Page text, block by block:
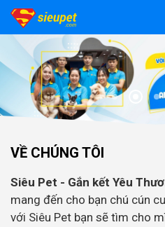
VỀ CHÚNG TÔI
Siêu Pet - Gắn kết Yêu
mang đến cho bạn chú cún
với Siêu Pet bạn sẽ tìm cho